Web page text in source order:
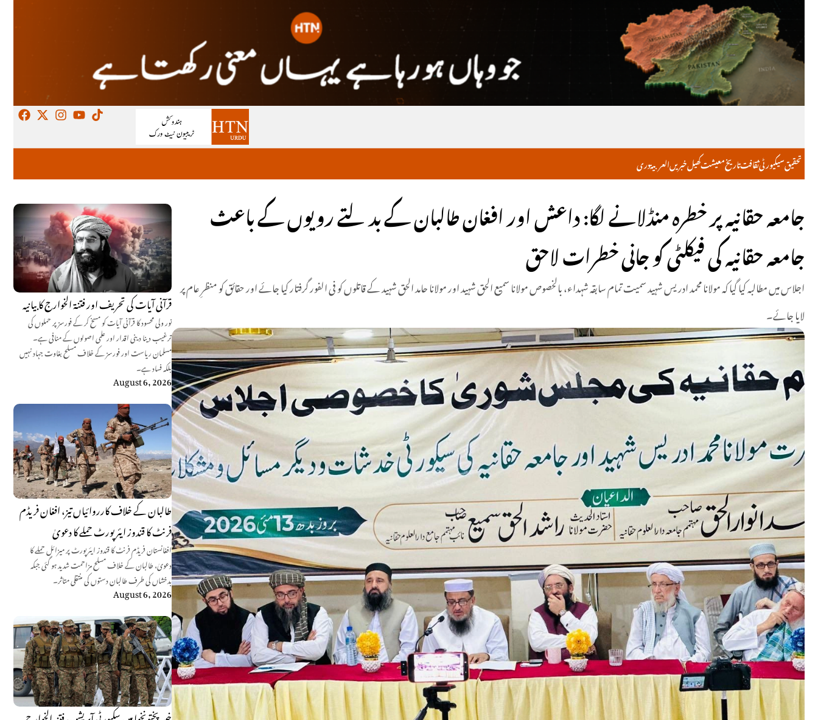
خبریںکھیلمعیشتتاریخثقافتسیکیورٹیتحقیق دریالعربية
قرآنی آیات کی تحریف اور فتنۃ الخوارج کا بیانیہ
نور ولی محسود کا قرآنی آیات کو مسخ کر کے فورسز پر حملوں کی
ترغیب دینا دینی اقدار اور علمی اصولوں کے منافی ہے۔
مسلمان ریاست اور فورسز کے خلاف مسلح بغاوت جہاد نہیں
بلکہ فساد ہے۔
August 6, 2026
طالبان کے خلاف کارروائیاں تیز، افغان فریڈم
فرنٹ کا قندوز ایئرپورٹ حملے کا دعویٰ
افغانستان فریڈم فرنٹ کا قندوز ایئرپورٹ پر میزائل حملے کا
دعویٰ، طالبان کے خلاف مسلح مزاحمت شدید ہو گئی جبکہ
بدخشاں کی طرف طالبان دستوں کی منتقلی متاثر۔
August 6, 2026
جامعہ حقانیہ پر خطرہ منڈلانے لگا: داعش اور افغان طالبان کے بدلتے رویوں کے باعث
جامعہ حقانیہ کی فیکلٹی کو جانی خطرات لاحق
اجلاس میں مطالبہ کیا گیا کہ مولانا محمد ادریس شہید سمیت تمام سابقہ شہداء، بالخصوص مولانا سمیع الحق شہید اور مولانا حامد الحق شہید کے قاتلوں کو فی الفور گرفتار کیا جائے اور حقائق کو منظرِ عام پر
لایا جائے۔